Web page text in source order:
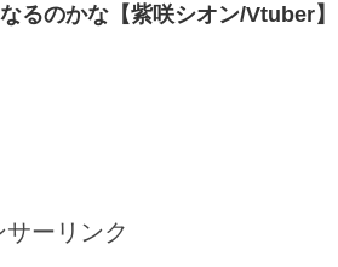
なるのかな【紫咲シオン/Vtuber】
サーリンク